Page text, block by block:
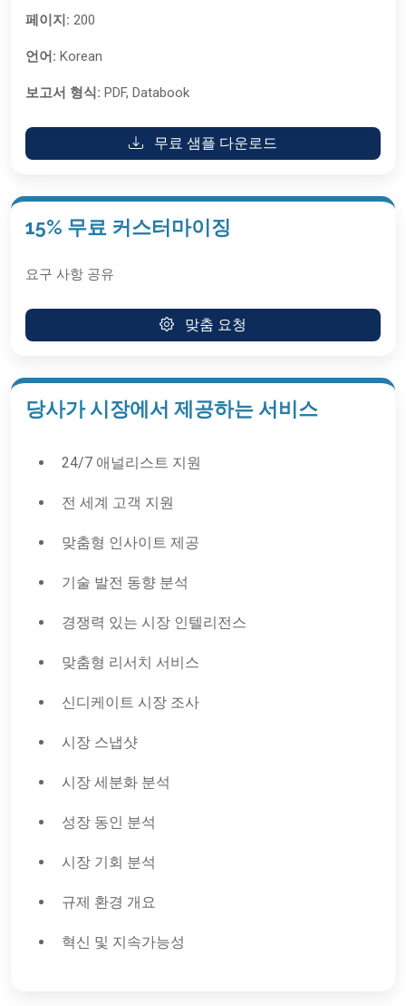
페이지: 200
언어: Korean
보고서 형식: PDF, Databook
무료 샘플 다운로드
15% 무료 커스터마이징
요구 사항 공유
맞춤 요청
당사가 시장에서 제공하는 서비스
24/7 애널리스트 지원
전 세계 고객 지원
맞춤형 인사이트 제공
기술 발전 동향 분석
경쟁력 있는 시장 인텔리전스
맞춤형 리서치 서비스
신디케이트 시장 조사
시장 스냅샷
시장 세분화 분석
성장 동인 분석
시장 기회 분석
규제 환경 개요
혁신 및 지속가능성